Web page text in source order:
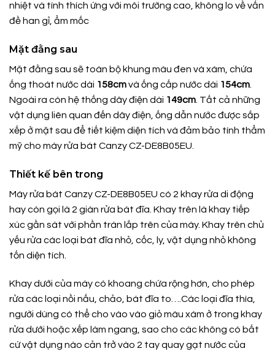
nhiệt và tính thích ứng với môi trường cao, không lo về vấn
đề han gỉ, ẩm mốc
Mặt đằng sau
Mặt đằng sau sẽ toàn bộ khung màu đen và xám, chứa
ống thoát nước dài 158cmvà ống cấp nước dài 154cm
Ngoài ra còn hệ thống dây điện dài 149cm . Tất cả những
vật dụng liên quan đến dây điện, ống dẫn nước được sắp
xếp ở mặt sau để tiết kiệm diện tích và đảm bảo tính thẩm
mỹ cho máy rửa bát Canzy CZ-DE8B05EU.
Thiết kế bên trong
Máy rửa bát Canzy CZ-DE8B05EU có 2 khay rửa di động
hay còn gọi là 2 giàn rửa bát đĩa. Khay trên là khay tiếp
xúc gần sát với phần trán lắp trên của máy. Khay trên chủ
yếu rửa các loại bát đĩa nhỏ, cốc, ly, vật dụng nhỏ không
tốn diện tích.
Khay dưới của máy có khoang chứa rộng hơn, cho phép
rửa các loại nồi nấu, chảo, bát đĩa to….Các loại đĩa thìa,
người dùng có thể cho vào vào giỏ màu xám ở trong khay
rửa dưới hoặc xếp làm ngang, sao cho các không có bất
cứ vật dụng nào cản trở vào 2 tay quay gạt nước của